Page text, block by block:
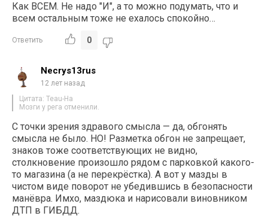
Как ВСЕМ. Не надо "И", а то можно подумать, что и
всем остальным тоже не ехалось спокойно…
Ответить 0
Necrys13rus
12 лет назад
Цитата: Teau-Ha
Мозги у рега отменили.
С точки зрения здравого смысла — да, обгонять
смысла не было. НО! Разметка обгон не запрещает,
знаков тоже соответствующих не видно,
столкновение произошло рядом с парковкой какого-
то магазина (а не перекрёстка). А вот у мазды в
чистом виде поворот не убедившись в безопасности
манёвра. Имхо, маздюка и нарисовали виновником
ДТП в ГИБДД.